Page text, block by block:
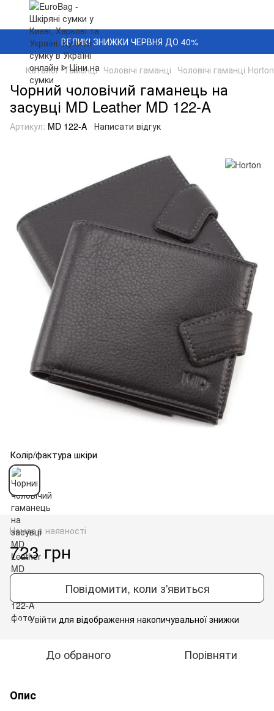
ВЕЛИКІ ЗНИЖКИ ЧЕРВНЯ ДО 40%
Каталог Гаманці Чоловічі гаманці Чоловічі гаманці Horton
Чорний чоловічий гаманець на
засувці MD Leather MD 122-A
Артикул: MD 122-A Написати відгук
Колір/фактура шкіри
Немає в наявності
723 грн
Повідомити, коли з'явиться
% Увійти для відображення накопичувальної знижки
До обраного Порівняти
Опис